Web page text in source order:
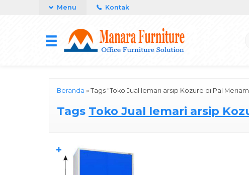
Menu Kontak
Beranda » Tags "Toko Jual lemari arsip Kozure di Pal
Tags Toko Jual lemari arsip
✚